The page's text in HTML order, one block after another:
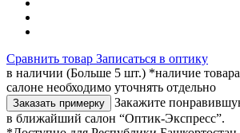
Сравнить товар Записаться в оптику
в наличии (Больше 5 шт.) *наличие
салоне необходимо уточнять отдельно
Заказать примерку
Закажите
в ближайший салон “Оптик-Экспресс”.